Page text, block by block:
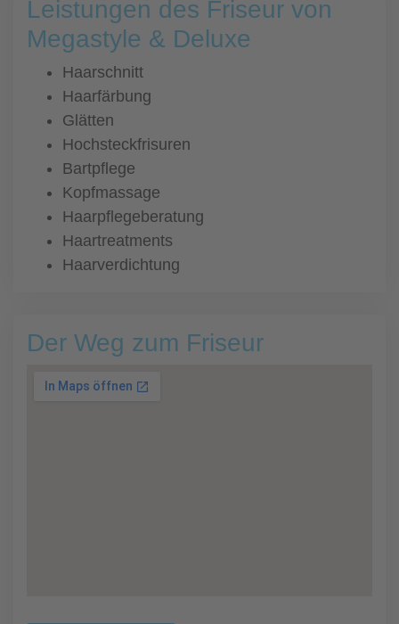
Leistungen des Friseur von
Megastyle & Deluxe
Haarschnitt
Haarfärbung
Glätten
Hochsteckfrisuren
Bartpflege
Kopfmassage
Haarpflegeberatung
Haartreatments
Haarverdichtung
Der Weg zum Friseur